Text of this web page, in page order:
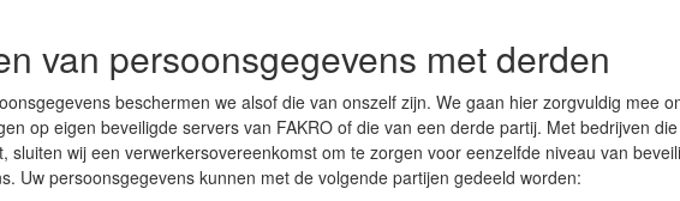
van persoonsgegevens met derden
beschermen we alsof die van onszelf zijn. We gaan hier zorgvuldig mee
op eigen beveiligde servers van FAKRO of die van een derde partij. Met bedrijven
sluiten wij een verwerkersovereenkomst om te zorgen voor eenzelfde niveau van
Uw persoonsgegevens kunnen met de volgende partijen gedeeld worden: